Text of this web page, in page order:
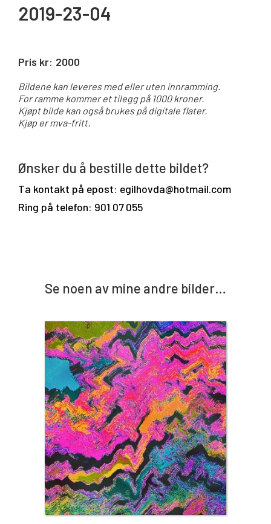
2019-23-04
Pris kr: 2000
Bildene kan leveres med eller uten innramming.
For ramme kommer et tilegg på 1000 kroner.
Kjøpt bilde kan også brukes på digitale flater.
Kjøp er mva-fritt.
Ønsker du å bestille dette bildet?
Ta kontakt på epost: egilhovda@hotmail.com
Ring på telefon: 901 07 055
Se noen av mine andre bilder…